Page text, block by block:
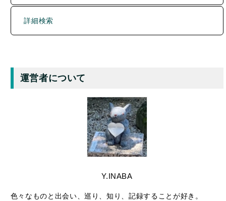
詳細検索
運営者について
Y.INABA
色々なものと出会い、巡り、知り、記録することが好き。